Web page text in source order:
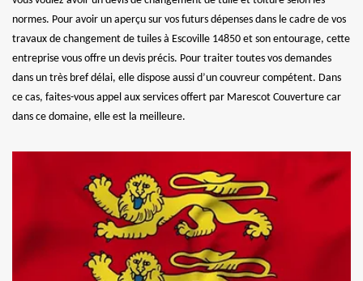
normes. Pour avoir un aperçu sur vos futurs dépenses dans le cadre de vos
travaux de changement de tuiles à Escoville 14850 et son entourage, cette
entreprise vous offre un devis précis. Pour traiter toutes vos demandes
dans un très bref délai, elle dispose aussi d’un couvreur compétent. Dans
ce cas, faites-vous appel aux services offert par Marescot Couverture car
dans ce domaine, elle est la meilleure.